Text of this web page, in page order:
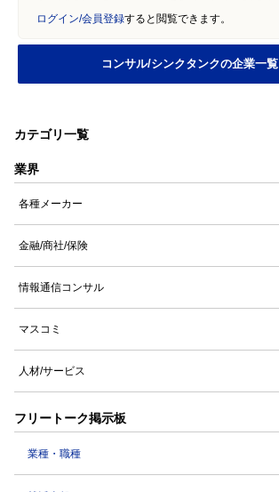
ログイン/会員登録すると閲覧できます。
コンサル/シンクタンクの企業一覧
カテゴリ一覧
業界
各種メーカー
金融/商社/保険
情報通信コンサル
マスコミ
人材/サービス
フリートーク掲示板
業種・職種